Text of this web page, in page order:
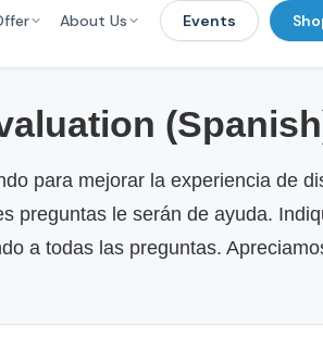
About Us Events
para mejorar la experiencia de
preguntas le serán de ayuda.
a todas las preguntas.